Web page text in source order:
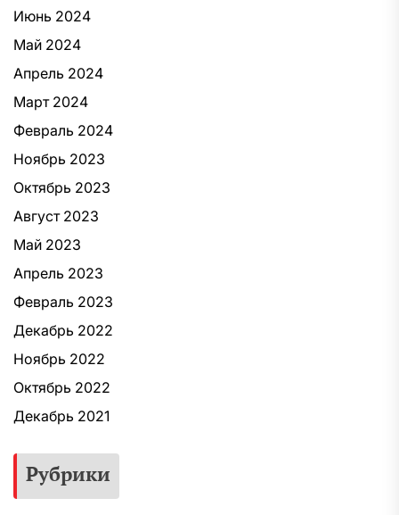
Июнь 2024
Май 2024
Апрель 2024
Март 2024
Февраль 2024
Ноябрь 2023
Октябрь 2023
Август 2023
Май 2023
Апрель 2023
Февраль 2023
Декабрь 2022
Ноябрь 2022
Октябрь 2022
Декабрь 2021
Рубрики